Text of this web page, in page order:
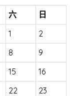
六
日
1
2
8
9
15
16
22 23